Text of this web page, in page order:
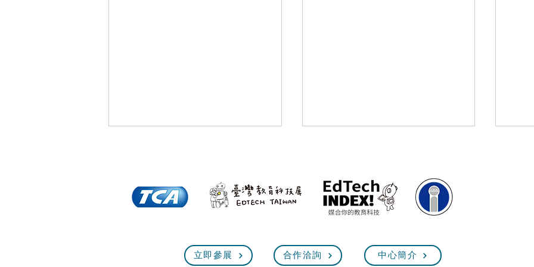
倒數一個月！全臺規模最大、
最熱血的技能盛會即將展開！
5/25 臺灣教育科技展 技職教
育館【技職超展開】線上說明
立即參展 合作洽詢 中心簡介